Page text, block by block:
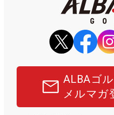
ALBAゴ
メルマガ